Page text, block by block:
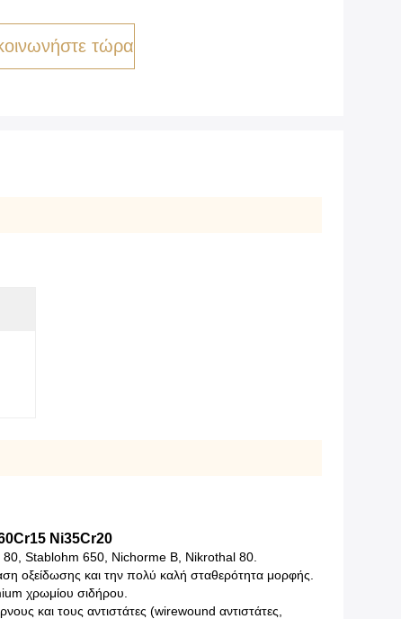
τώρα
Ni35Cr20
Stablohm 650, Nichorme Β, Nikrothal 80.
οξείδωσης και την πολύ καλή σταθερότητα μορφής.
χρωμίου σιδήρου.
και τους αντιστάτες (wirewound αντιστάτες,